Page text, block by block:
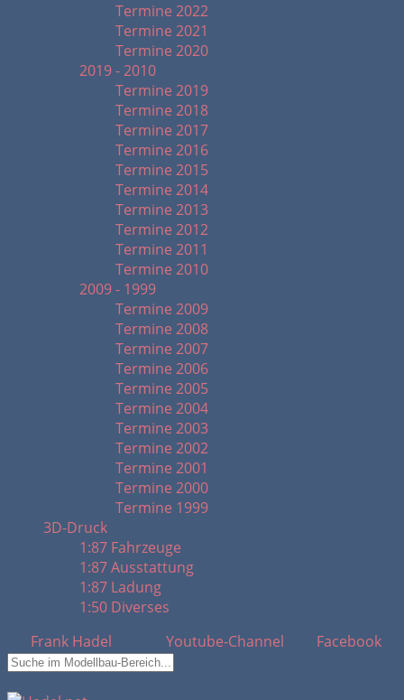
Termine 2022
Termine 2021
Termine 2020
2019 - 2010
Termine 2019
Termine 2018
Termine 2017
Termine 2016
Termine 2015
Termine 2014
Termine 2013
Termine 2012
Termine 2011
Termine 2010
2009 - 1999
Termine 2009
Termine 2008
Termine 2007
Termine 2006
Termine 2005
Termine 2004
Termine 2003
Termine 2002
Termine 2001
Termine 2000
Termine 1999
3D-Druck
1:87 Fahrzeuge
1:87 Ausstattung
1:87 Ladung
1:50 Diverses
Frank Hadel
Youtube-Channel Facebook